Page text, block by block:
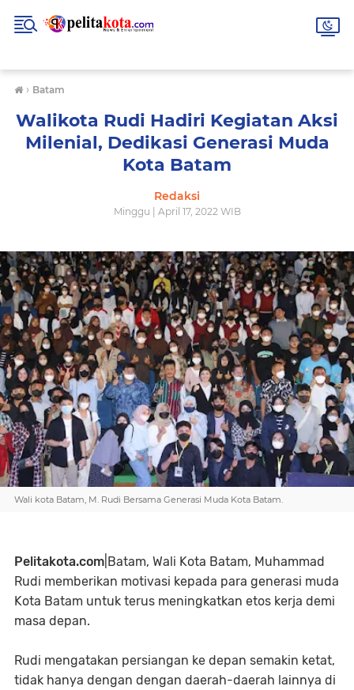
› Batam
Walikota Rudi Hadiri Kegiatan Aksi
Milenial, Dedikasi Generasi Muda
Kota Batam
Redaksi
Minggu | April 17, 2022 WIB
Wali kota Batam, M. Rudi Bersama Generasi Muda Kota Batam.
Pelitakota.com |Batam, Wali Kota Batam, Muhammad
Rudi memberikan motivasi kepada para generasi muda
Kota Batam untuk terus meningkatkan etos kerja demi
masa depan.
Rudi mengatakan persiangan ke depan semakin ketat,
tidak hanya dengan dengan daerah-daerah lainnya di